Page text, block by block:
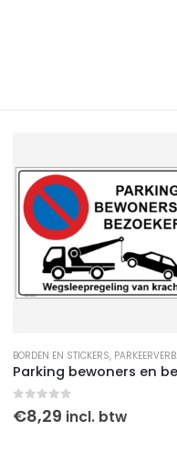
BORDEN EN STICKERS, PARKEERVERBOD
out of 5
€8,29 incl. btw